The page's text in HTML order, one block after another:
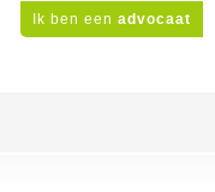
Ik ben een advocaat